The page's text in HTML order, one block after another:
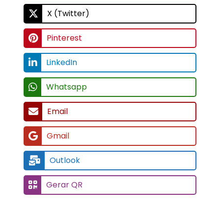
X (Twitter)
Pinterest
LinkedIn
Whatsapp
Email
Gmail
Outlook
Gerar QR